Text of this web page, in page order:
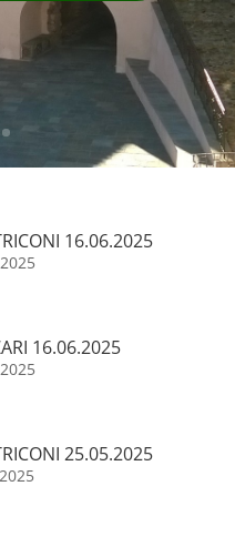
16.06.2025
16.06.2025
25.05.2025